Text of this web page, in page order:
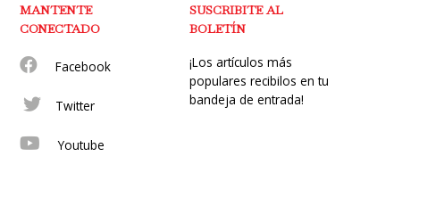
MANTENTE
CONECTADO
Facebook
Twitter
Youtube
SUSCRIBITE AL
BOLETÍN
¡Los artículos más
populares recibilos en tu
bandeja de entrada!